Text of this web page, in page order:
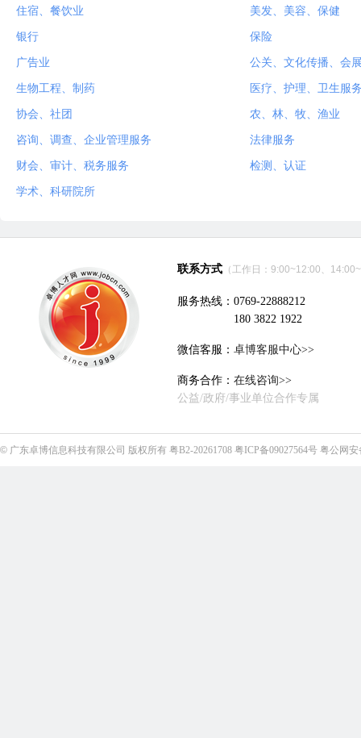
住宿、餐饮业 美发、美容、保健
银行 保险
广告业 公关、文化传播、会
生物工程、制药 医疗、护理、卫生服
协会、社团 农、林、牧、渔业
咨询、调查、企业管理服务 法律服务
财会、审计、税务服务 检测、认证
学术、科研院所
联系方式 （工作日：9:00~12:00、
服务热线：0769-22888212
180 3822 1922
微信客服： 卓博客服中心>>
商务合作： 在线咨询>>
公益/政府/事业单位合作专属
© 广东卓博信息科技有限公司 版权所有 粤B2-20261708 粤ICP备09027564号 粤公网安